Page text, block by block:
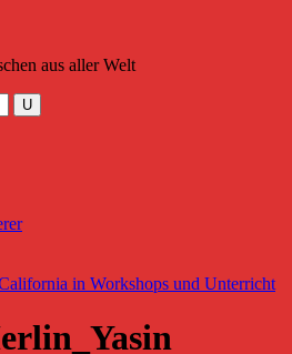
aus aller Welt
in Workshops und Unterricht